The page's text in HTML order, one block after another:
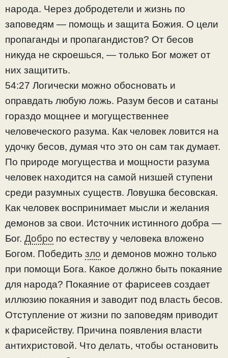
народа. Через добродетели и жизнь по
заповедям — помощь и защита Божия. О цели
пропаганды и пропагандистов? От бесов
никуда не скроешься, — только Бог может от
них защитить.
54:27 Логически можно обосновать и
оправдать любую ложь. Разум бесов и сатаны
гораздо мощнее и могущественнее
человеческого разума. Как человек ловится на
удочку бесов, думая что это он сам так думает.
По природе могущества и мощности разума
человек находится на самой низшей ступени
среди разумных существ. Ловушка бесовская.
Как человек воспринимает мысли и желания
демонов за свои. Источник истинного добра —
Бог. Добро по естеству у человека вложено
Богом. Победить зло и демонов можно только
при помощи Бога. Какое должно быть покаяние
для народа? Покаяние от фарисеев создает
иллюзию покаяния и заводит под власть бесов.
Отступление от жизни по заповедям приводит
к фарисейству. Причина появления власти
антихристовой. Что делать, чтобы остановить